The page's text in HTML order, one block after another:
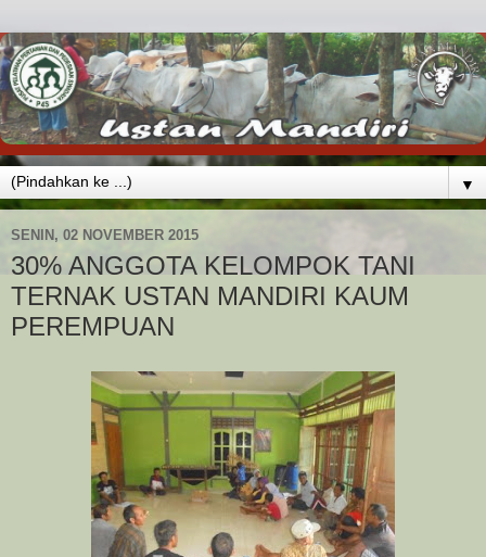
▼
SENIN, 02 NOVEMBER 2015
30% ANGGOTA KELOMPOK TANI
TERNAK USTAN MANDIRI KAUM
PEREMPUAN